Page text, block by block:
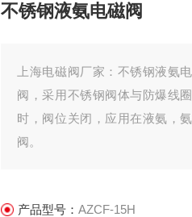
不锈钢液氨电磁阀
上海电磁阀厂家：不锈钢液氨
阀，采用不锈钢阀体与防爆线
时，阀位关闭，应用在液氨，
阀。
产品型号：AZCF-15H